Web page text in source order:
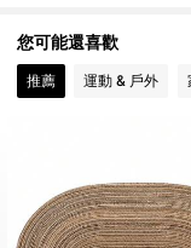
4.88
您可能還喜歡
推薦 運動 & 戶外